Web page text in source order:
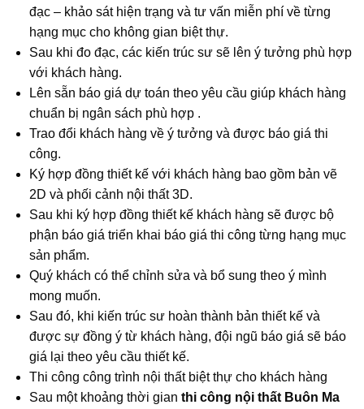
đạc – khảo sát hiện trạng và tư vấn miễn phí về từng
hạng mục cho không gian biệt thự.
Sau khi đo đạc, các kiến trúc sư sẽ lên ý tưởng phù hợp
với khách hàng.
Lên sẵn báo giá dự toán theo yêu cầu giúp khách hàng
chuẩn bị ngân sách phù hợp .
Trao đổi khách hàng về ý tưởng và được báo giá thi
công.
Ký hợp đồng thiết kế với khách hàng bao gồm bản vẽ
2D và phối cảnh nội thất 3D.
Sau khi ký hợp đồng thiết kế khách hàng sẽ được bộ
phận báo giá triển khai báo giá thi công từng hạng mục
sản phẩm.
Quý khách có thể chỉnh sửa và bổ sung theo ý mình
mong muốn.
Sau đó, khi kiến trúc sư hoàn thành bản thiết kế và
được sự đồng ý từ khách hàng, đội ngũ báo giá sẽ báo
giá lại theo yêu cầu thiết kế.
Thi công công trình nội thất biệt thự cho khách hàng
Sau một khoảng thời gian thi công nội thất Buôn Ma